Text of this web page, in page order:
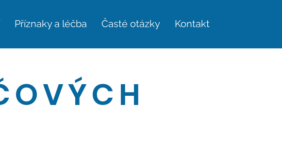
Příznaky a léčba Časté otázky Kontakt